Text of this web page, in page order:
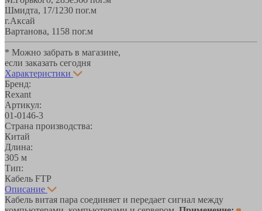
Шмидта, 17/1 230 пог.м
г.Аксай
Вартанова, 11 58 пог.м
* Можно забрать в магазине,
если заказать сегодня
Характеристики
Бренд:
Rexant
Артикул:
01-0146-3
Страна производства:
Китай
Длина:
305 м
Тип:
Кабель FTP
Описание
Кабель витая пара соединяет и передает сигнал между